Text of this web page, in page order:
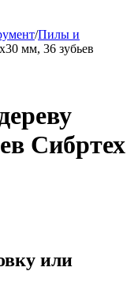
/Пилы и
мм, 36 зубьев
Сибртех
или